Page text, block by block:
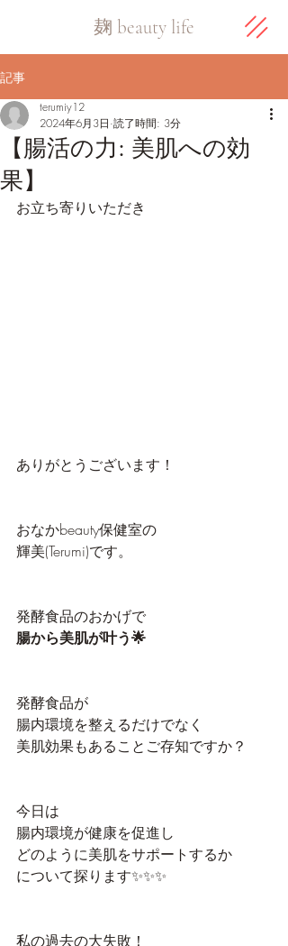
​麹 beauty life
記事
【腸活の力: 美肌への効
果】
terumiy12
2024年6月3日 読了時間: 3分
お立ち寄りいただき
ありがとうございます！
おなかbeauty保健室の
輝美(Terumi)です。
発酵食品のおかげで
腸から美肌が叶う🌟
発酵食品が
腸内環境を整えるだけでなく
美肌効果もあることご存知ですか？
今日は
腸内環境が健康を促進し
どのように美肌をサポートするか
について探ります✨✨✨
私の過去の大失敗！